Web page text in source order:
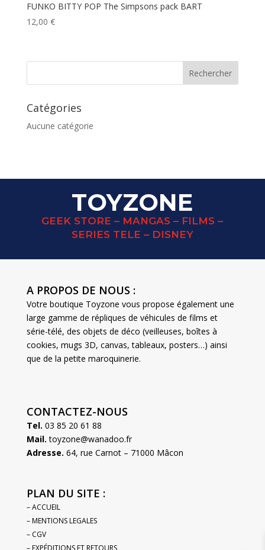
FUNKO BITTY POP The Simpsons pack BART
12,00 €
Catégories
Aucune catégorie
TOYZONE
GEEK STORE – MANGAS – FILMS –
SERIES TELE – DISNEY
A PROPOS DE NOUS :
Votre boutique Toyzone vous propose également une
large gamme de répliques de véhicules de films et
série-télé, des objets de déco (veilleuses, boîtes à
cookies, mugs 3D, canvas, tableaux, posters…) ainsi
que de la petite maroquinerie.
CONTACTEZ-NOUS
Tel. 03 85 20 61 88
Mail. toyzone@wanadoo.fr
Adresse. 64, rue Carnot – 71000 Mâcon
PLAN DU SITE :
– ACCUEIL
– MENTIONS LEGALES
– CGV